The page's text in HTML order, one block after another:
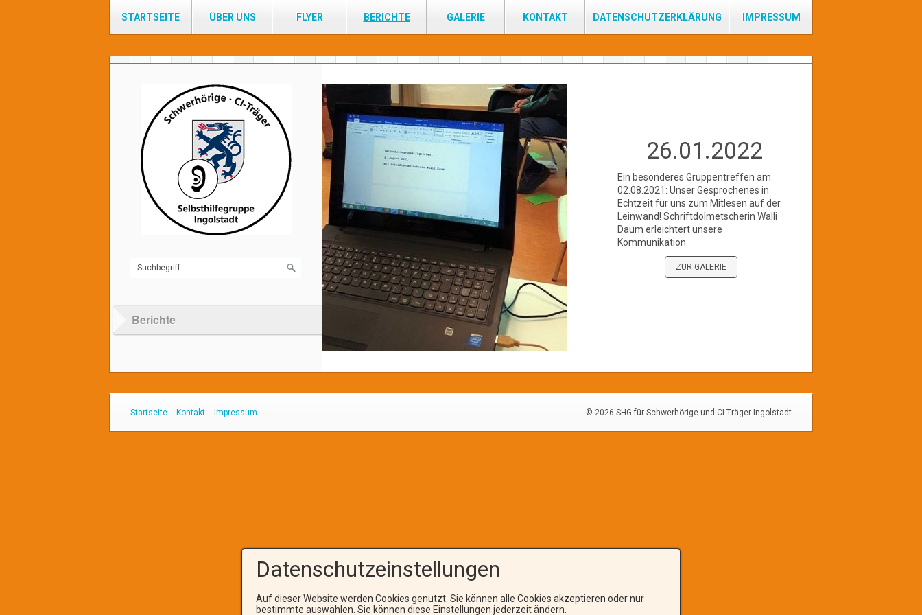
STARTSEITE ÜBER UNS FLYER BERICHTE GALERIE KONTAKT DATENSCHUTZERKLÄRUNG IMPRESSUM
Berichte
26.01.2022
Ein besonderes Gruppentreffen am
02.08.2021: Unser Gesprochenes in
Echtzeit für uns zum Mitlesen auf der
Leinwand! Schriftdolmetscherin Walli
Daum erleichtert unsere
Kommunikation
ZUR GALERIE
Startseite Kontakt Impressum © 2026 SHG für Schwerhörige und CI-Träger Ingolstadt
Datenschutzeinstellungen
Auf dieser Website werden Cookies genutzt. Sie können alle Cookies akzeptieren oder nur
bestimmte auswählen. Sie können diese Einstellungen jederzeit ändern.